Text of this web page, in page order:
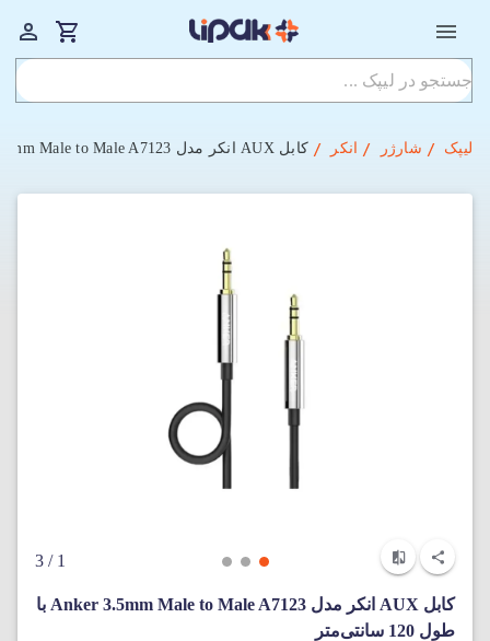
لیپک شارژر انکر کابل AUX انکر مدل Anker 3.5mm Male to Male A7123 با طول 120 سانتی‌متر
1
/ 3
کابل AUX انکر مدل Anker 3.5mm Male to Male A7123 با
طول 120 سانتی‌متر